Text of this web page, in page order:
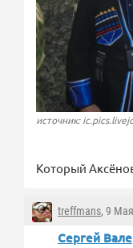
источник:
Который
treffmans, 9
Сергей